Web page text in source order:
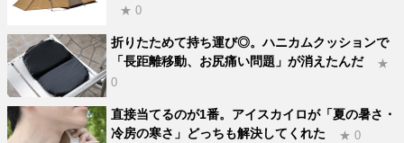
★ 0
折りたためて持ち運び◎。ハニカムクッションで
「長距離移動、お尻痛い問題」が消えたんだ
★
0
直接当てるのが1番。アイスカイロが「夏の暑さ・
冷房の寒さ」どっちも解決してくれた
★ 0